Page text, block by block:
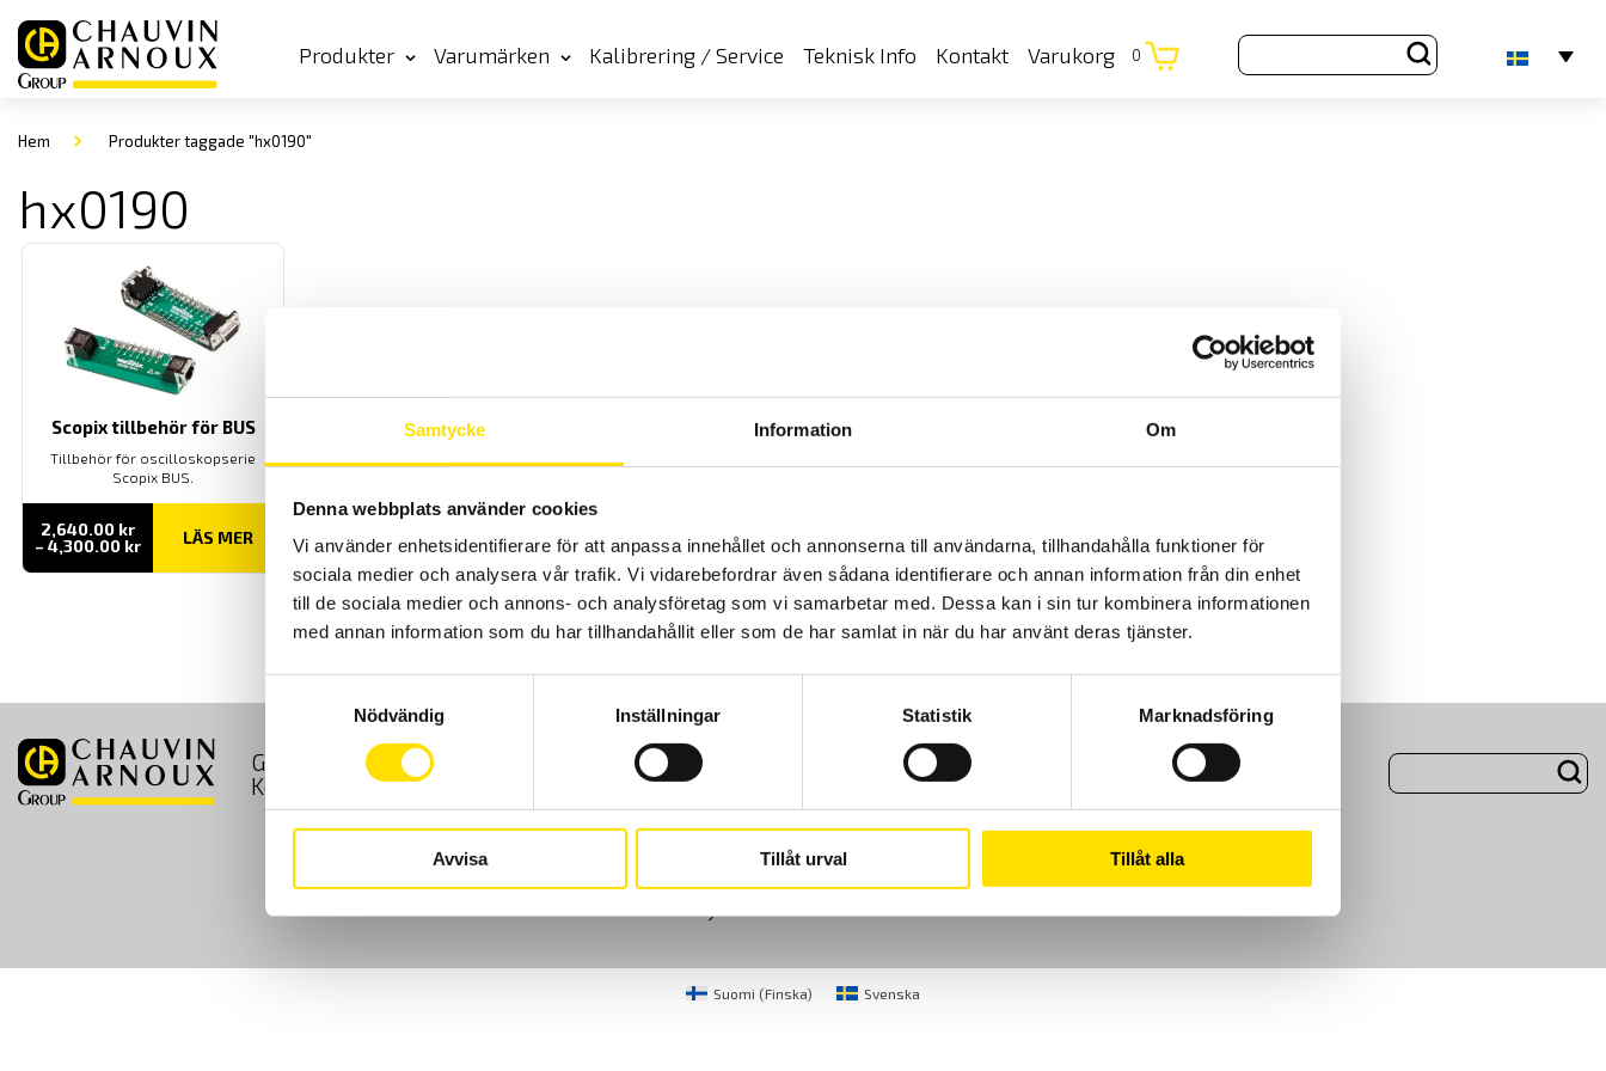
Samtycke Information Om
Denna webbplats använder cookies
Vi använder enhetsidentifierare för att anpassa innehållet och annonserna till användarna, tillhandahålla funktioner för
sociala medier och analysera vår trafik. Vi vidarebefordrar även sådana identifierare och annan information från din enhet
till de sociala medier och annons- och analysföretag som vi samarbetar med. Dessa kan i sin tur kombinera informationen
med annan information som du har tillhandahållit eller som de har samlat in när du har använt deras tjänster.
Nödvändig
Inställningar Statistik Marknadsföring
Avvisa Tillåt urval Tillåt alla
Produkter Varumärken Kalibrering / Service Teknisk Info Kontakt Varukorg 0
Hem Produkter taggade "hx0190"
hx0190
Scopix tillbehör för BUS
Tillbehör för oscilloskopserie
Scopix BUS.
2,640.00 kr
– 4,300.00 krPrisintervall:
till
LÄS MER
GDPR Köpvillkor Cookies Kundundersökning
Om Oss
Kontakt
CA Mätsystem AB
08-50 52 68 00
info@camatsystem.com
Suomi (Finska) Svenska